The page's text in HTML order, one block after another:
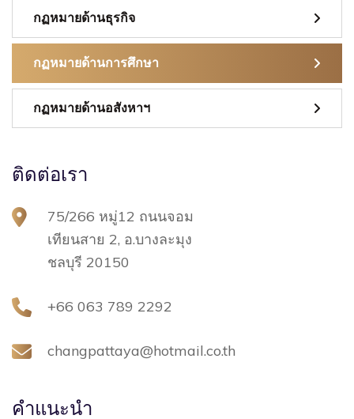
กฏหมายด้านธุรกิจ
กฏหมายด้านการศึกษา
กฏหมายด้านอสังหาฯ
ติดต่อเรา
75/266 หมู่12 ถนนจอม
เทียนสาย 2, อ.บางละมุง
ชลบุรี 20150
+66 063 789 2292
changpattaya@hotmail.co.th
คำแนะนำ